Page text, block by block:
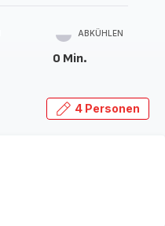
ABKÜHLEN
0 Min.
4 Personen